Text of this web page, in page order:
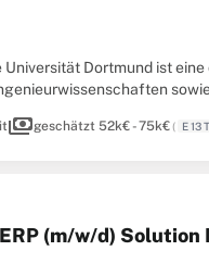
Universität Dortmund ist
paymentsgeschätzt 52k€ - 75k€( E 13
(m/w/d) Solution